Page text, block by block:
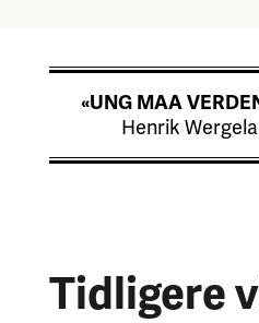
«UNG MAA
Henrik
Tidligere